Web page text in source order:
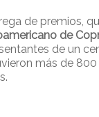
de premios,
de
de un
más de